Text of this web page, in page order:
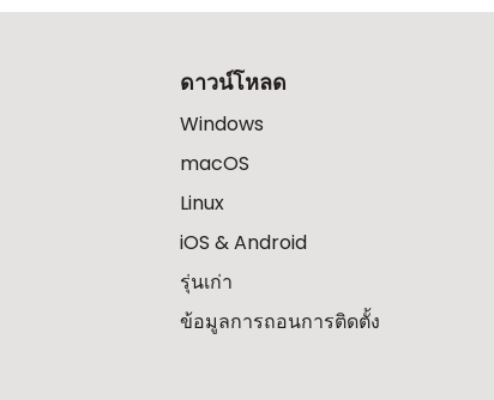
ดาวน์โหลด
Windows
macOS
Linux
iOS & Android
รุ่นเก่า
ข้อมูลการถอนการติดตั้ง